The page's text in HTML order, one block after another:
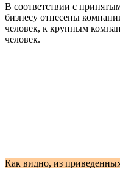
В соответствии с
бизнесу отнесены
человек, к крупным
человек.
Как видно, из